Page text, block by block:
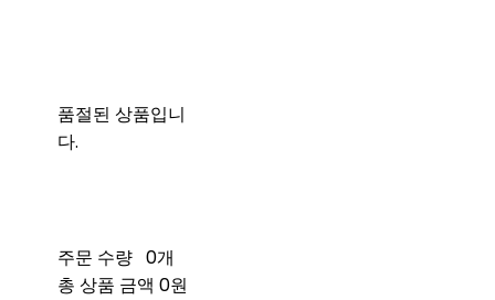
품절된 상품입니
다.
주문 수량 0개
총 상품 금액 0원